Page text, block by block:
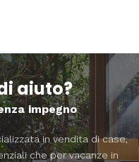
aiuto?
impegno
in vendita di case,
che per vacanze in